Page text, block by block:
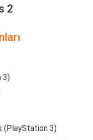
3)
(PlayStation 3)